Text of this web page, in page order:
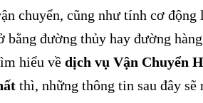
chuyển, cũng như tính cơ động
bằng đường thủy hay đường
hiểu về dịch vụ Vận Chuyển
thì, những thông tin sau đây